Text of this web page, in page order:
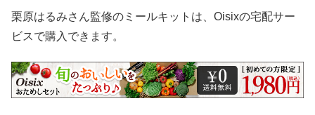
栗原はるみさん監修のミールキットは、Oisixの宅配サー
ビスで購入できます。